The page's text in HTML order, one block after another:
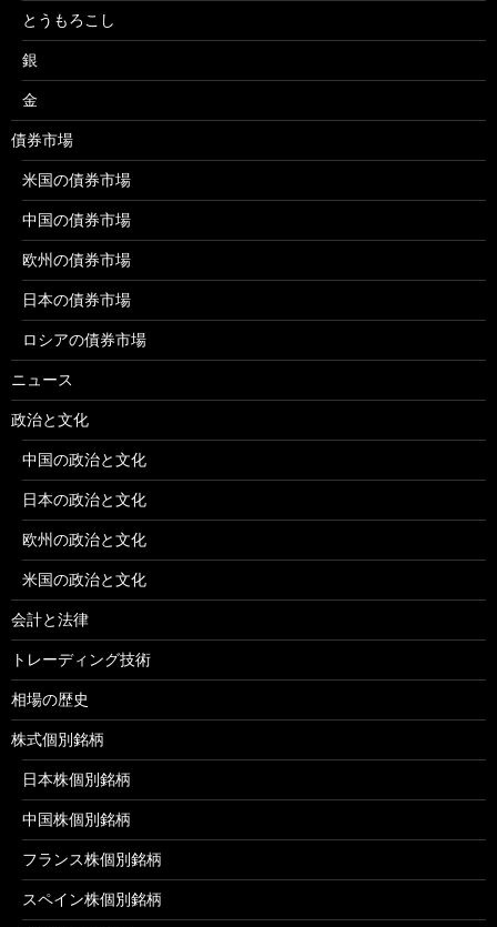
とうもろこし
銀
金
債券市場
米国の債券市場
中国の債券市場
欧州の債券市場
日本の債券市場
ロシアの債券市場
ニュース
政治と文化
中国の政治と文化
日本の政治と文化
欧州の政治と文化
米国の政治と文化
会計と法律
トレーディング技術
相場の歴史
株式個別銘柄
日本株個別銘柄
中国株個別銘柄
フランス株個別銘柄
スペイン株個別銘柄